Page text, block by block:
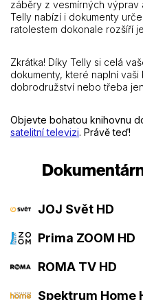
záběry z vesmírných výprav
Telly nabízí i dokumenty
ratolestem dokonale rozšíří
Zkrátka! Díky Telly si celá
dokumenty, které naplní
dobrodružství nebo třeba
Objevte bohatou knihovnu
satelitní televizi. Právě teď!
JOJ Svět HD
Prima ZOOM HD
ROMA TV HD
Spektrum Home